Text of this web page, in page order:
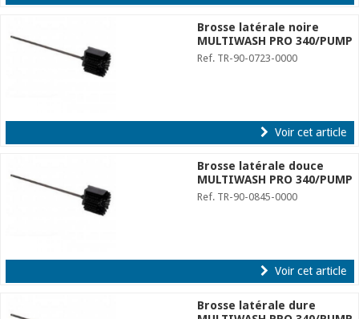
Brosse latérale noire
MULTIWASH PRO 340/PUMP
Ref. TR-90-0723-0000
Voir cet article
Brosse latérale douce
MULTIWASH PRO 340/PUMP
Ref. TR-90-0845-0000
Voir cet article
Brosse latérale dure